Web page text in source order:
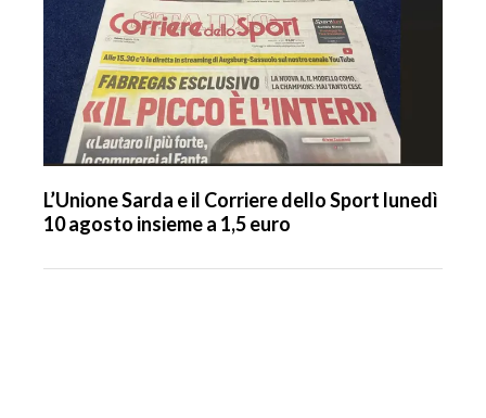
L’Unione Sarda e il Corriere dello Sport lunedì
10 agosto insieme a 1,5 euro